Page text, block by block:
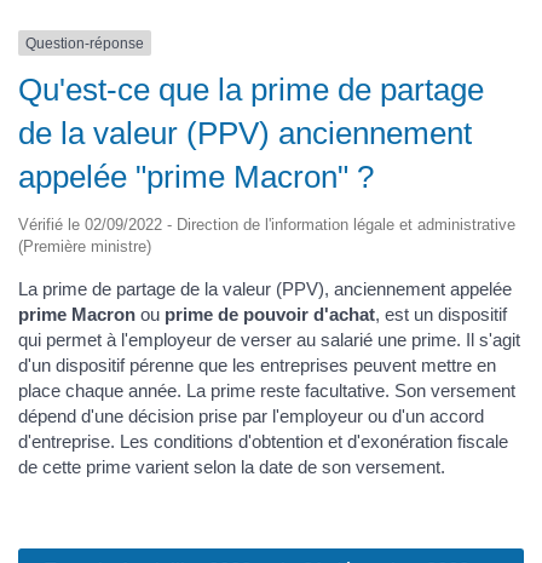
Question-réponse
Qu'est-ce que la prime de partage
de la valeur (PPV) anciennement
appelée "prime Macron" ?
Vérifié le 02/09/2022 - Direction de l'information légale et administrative
(Première ministre)
La prime de partage de la valeur (PPV), anciennement appelée
prime Macron ou prime de pouvoir d'achat, est un dispositif
qui permet à l'employeur de verser au salarié une prime. Il s'agit
d'un dispositif pérenne que les entreprises peuvent mettre en
place chaque année. La prime reste facultative. Son versement
dépend d'une décision prise par l'employeur ou d'un accord
d'entreprise. Les conditions d'obtention et d'exonération fiscale
de cette prime varient selon la date de son versement.